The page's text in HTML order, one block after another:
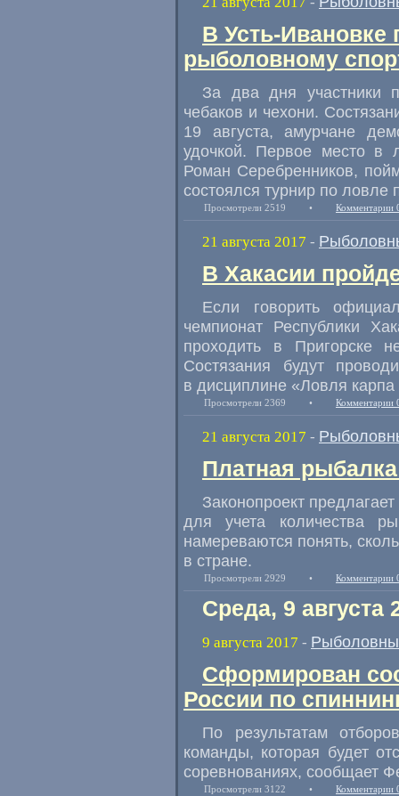
В Усть-Ивановке
рыболовному
За два дня участники
чебаков и чехони.
19 августа,
амурчане
удочкой. Первое место в
Роман Серебренников,
состоялся турнир по ловле
Просмотрели 2519 • Комментарии
21 августа 2017 -
В Хакасии
Если говорить
чемпионат Республики
проходить в Пригорске
Состязания будут
в дисциплине «Ловля
Просмотрели 2369 • Комментарии
21 августа 2017 -
Платная
Законопроект
для учета количества
намереваются понять,
в стране.
Просмотрели 2929 • Комментарии
Среда, 9 августа
9 августа 2017 -
Сформирован
России по
По результатам
команды, которая будет
соревнованиях, сообщает
Просмотрели 3122 • Комментарии